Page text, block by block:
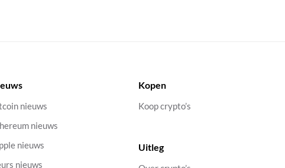
nieuws
nieuws
nieuws
nieuws
Kopen
Koop crypto’s
Uitleg